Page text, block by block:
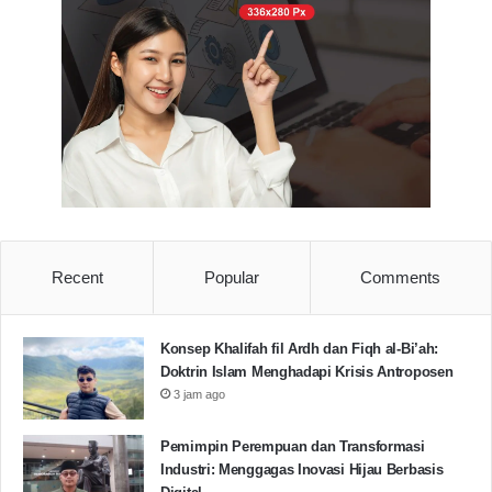
Advertisement Space
(Ketua Umum 2021-2022 Bersama Ketua Persiapan
PW Kumandang Banten Tangerang Reji Miftahudin,
Recent Popular Comments
Konsep Khalifah fil Ardh dan Fiqh al-Bi’ah:
Doktrin Islam Menghadapi Krisis Antroposen
3 jam ago
Pemimpin Perempuan dan Transformasi
Industri: Menggagas Inovasi Hijau Berbasis